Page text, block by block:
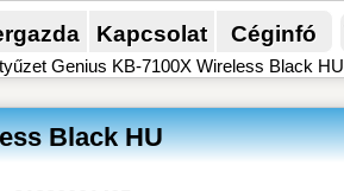
Kapcsolat Céginfó
Genius KB-7100X Wireless Black HU
Black HU